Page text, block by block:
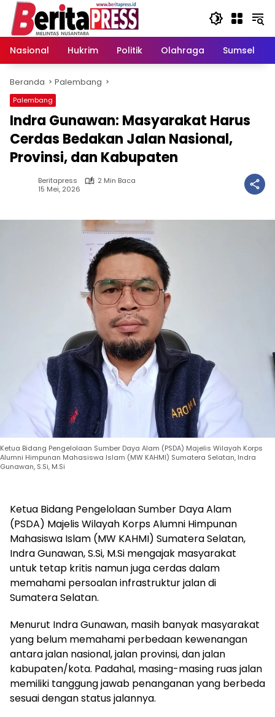
Langsung
konten
Nasional
Hukrim Politik Olahraga Sumsel
Beranda Palembang
Palembang
Indra Gunawan: Masyarakat Harus
Cerdas Bedakan Jalan Nasional,
Provinsi, dan Kabupaten
Beritapress
2 Min Baca
15 Mei, 2026
Ketua Bidang Pengelolaan Sumber Daya Alam (PSDA) Majelis Wilayah Korps
Alumni Himpunan Mahasiswa Islam (MW KAHMI) Sumatera Selatan, Indra
Gunawan, S.Si, M.Si
Ketua Bidang Pengelolaan Sumber Daya Alam
(PSDA) Majelis Wilayah Korps Alumni Himpunan
Mahasiswa Islam (MW KAHMI) Sumatera Selatan,
Indra Gunawan, S.Si, M.Si mengajak masyarakat
untuk tetap kritis namun juga cerdas dalam
memahami persoalan infrastruktur jalan di
Sumatera Selatan.
Menurut Indra Gunawan, masih banyak masyarakat
yang belum memahami perbedaan kewenangan
antara jalan nasional, jalan provinsi, dan jalan
kabupaten/kota. Padahal, masing-masing ruas jalan
memiliki tanggung jawab penanganan yang berbeda
sesuai dengan status jalannya.